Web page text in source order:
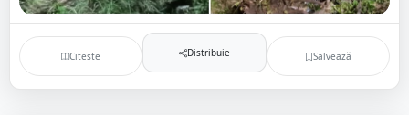
Citește Distribuie Salvează